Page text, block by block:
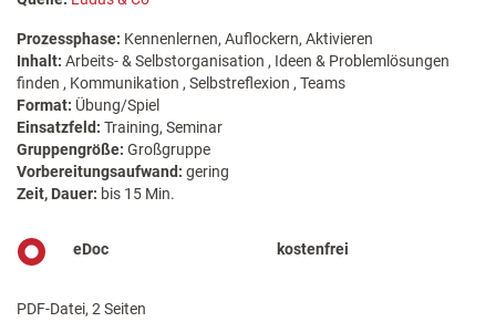
Prozessphase: Kennenlernen, Auflockern, Aktivieren
Inhalt: Arbeits- & Selbstorganisation , Ideen & Problemlösungen
finden , Kommunikation , Selbstreflexion , Teams
Format: Übung/Spiel
Einsatzfeld: Training, Seminar
Gruppengröße: Großgruppe
Vorbereitungsaufwand: gering
Zeit, Dauer: bis 15 Min.
eDoc kostenfrei
PDF-Datei, 2 Seiten